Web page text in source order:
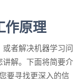
作原理
者解决机器学习问
解。下面将简要介
要寻找更深入的信